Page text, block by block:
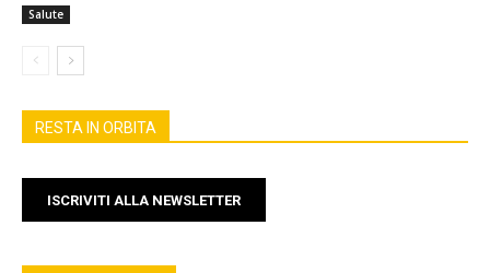
Salute
RESTA IN ORBITA
ISCRIVITI ALLA NEWSLETTER